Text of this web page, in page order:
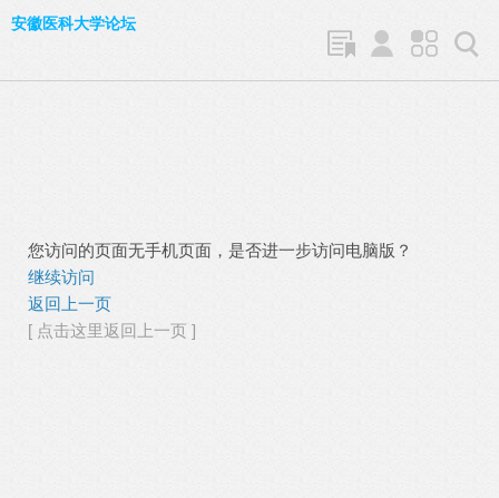
安徽医科大学论坛
您访问的页面无手机页面，是否进一步访问电脑版？
继续访问
返回上一页
[ 点击这里返回上一页 ]